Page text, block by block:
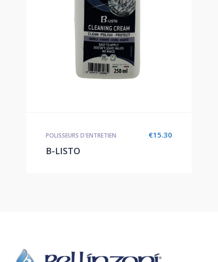
€15.30
POLISSEURS D'ENTRETIEN
B-LISTO